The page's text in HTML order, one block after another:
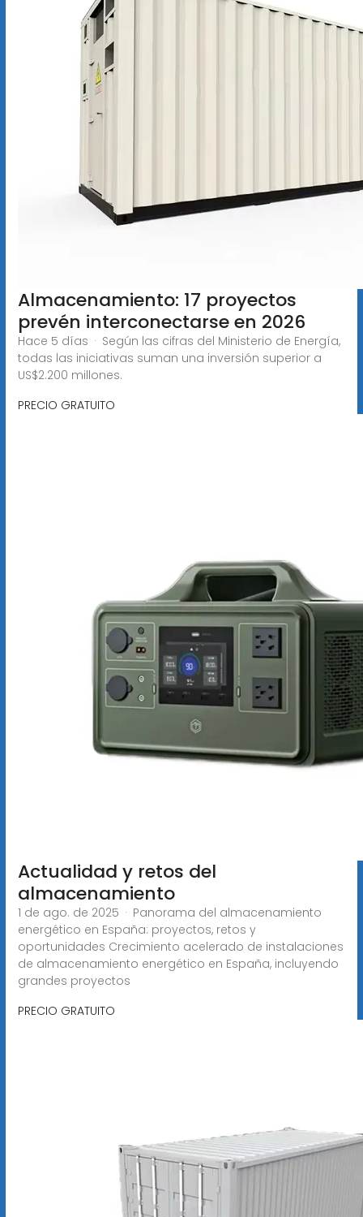
Almacenamiento: 17 proyectos
prevén interconectarse en 2026
Hace 5 días · Según las cifras del Ministerio de Energía,
todas las iniciativas suman una inversión superior a
US$2.200 millones.
PRECIO GRATUITO
Actualidad y retos del
almacenamiento
1 de ago. de 2025 · Panorama del almacenamiento
energético en España: proyectos, retos y
oportunidades Crecimiento acelerado de instalaciones
de almacenamiento energético en España, incluyendo
grandes proyectos
PRECIO GRATUITO